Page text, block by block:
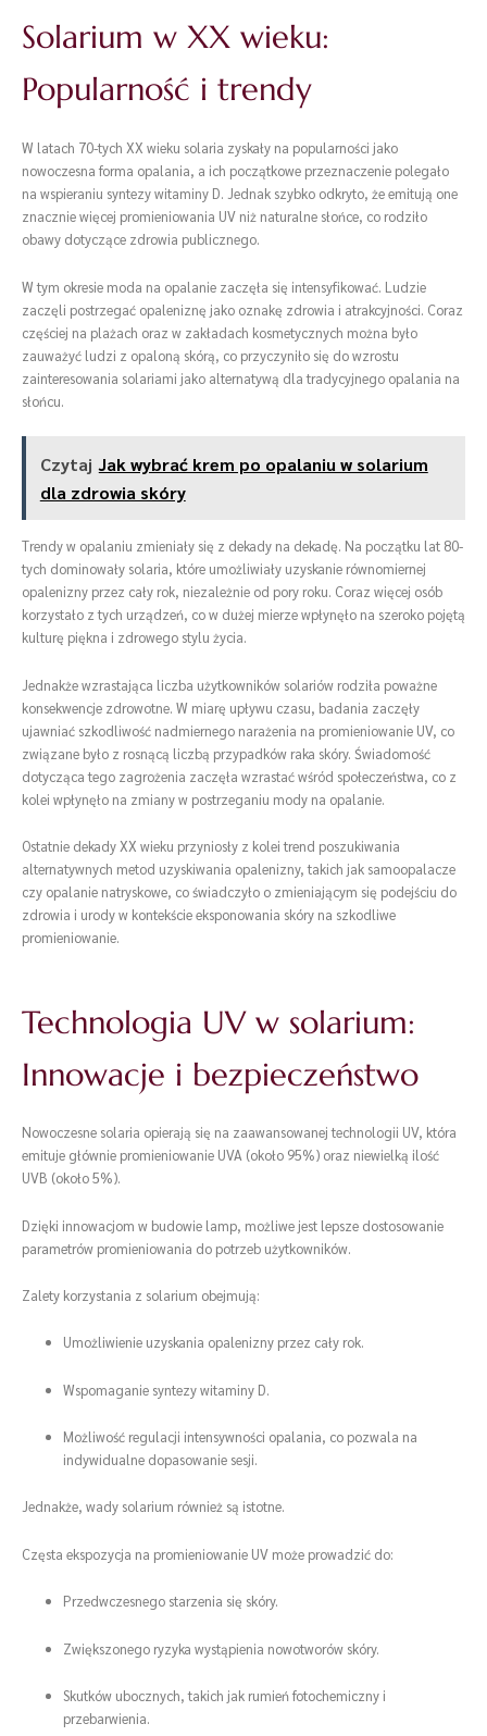
Solarium w XX wieku:
Popularność i trendy
W latach 70-tych XX wieku solaria zyskały na popularności jako
nowoczesna forma opalania, a ich początkowe przeznaczenie polegało
na wspieraniu syntezy witaminy D. Jednak szybko odkryto, że emitują one
znacznie więcej promieniowania UV niż naturalne słońce, co rodziło
obawy dotyczące zdrowia publicznego.
W tym okresie moda na opalanie zaczęła się intensyfikować. Ludzie
zaczęli postrzegać opaleniznę jako oznakę zdrowia i atrakcyjności. Coraz
częściej na plażach oraz w zakładach kosmetycznych można było
zauważyć ludzi z opaloną skórą, co przyczyniło się do wzrostu
zainteresowania solariami jako alternatywą dla tradycyjnego opalania na
słońcu.
Czytaj Jak wybrać krem po opalaniu w solarium
dla zdrowia skóry
Trendy w opalaniu zmieniały się z dekady na dekadę. Na początku lat 80-
tych dominowały solaria, które umożliwiały uzyskanie równomiernej
opalenizny przez cały rok, niezależnie od pory roku. Coraz więcej osób
korzystało z tych urządzeń, co w dużej mierze wpłynęło na szeroko pojętą
kulturę piękna i zdrowego stylu życia.
Jednakże wzrastająca liczba użytkowników solariów rodziła poważne
konsekwencje zdrowotne. W miarę upływu czasu, badania zaczęły
ujawniać szkodliwość nadmiernego narażenia na promieniowanie UV, co
związane było z rosnącą liczbą przypadków raka skóry. Świadomość
dotycząca tego zagrożenia zaczęła wzrastać wśród społeczeństwa, co z
kolei wpłynęło na zmiany w postrzeganiu mody na opalanie.
Ostatnie dekady XX wieku przyniosły z kolei trend poszukiwania
alternatywnych metod uzyskiwania opalenizny, takich jak samoopalacze
czy opalanie natryskowe, co świadczyło o zmieniającym się podejściu do
zdrowia i urody w kontekście eksponowania skóry na szkodliwe
promieniowanie.
Technologia UV w solarium:
Innowacje i bezpieczeństwo
Nowoczesne solaria opierają się na zaawansowanej technologii UV, która
emituje głównie promieniowanie UVA (około 95%) oraz niewielką ilość
UVB (około 5%).
Dzięki innowacjom w budowie lamp, możliwe jest lepsze dostosowanie
parametrów promieniowania do potrzeb użytkowników.
Zalety korzystania z solarium obejmują:
Umożliwienie uzyskania opalenizny przez cały rok.
Wspomaganie syntezy witaminy D.
Możliwość regulacji intensywności opalania, co pozwala na
indywidualne dopasowanie sesji.
Jednakże, wady solarium również są istotne.
Częsta ekspozycja na promieniowanie UV może prowadzić do:
Przedwczesnego starzenia się skóry.
Zwiększonego ryzyka wystąpienia nowotworów skóry.
Skutków ubocznych, takich jak rumień fotochemiczny i
przebarwienia.